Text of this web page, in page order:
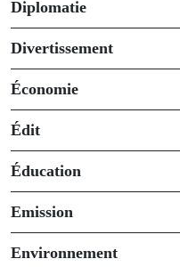
Diplomatie
Divertissement
Économie
Édit
Éducation
Emission
Environnement